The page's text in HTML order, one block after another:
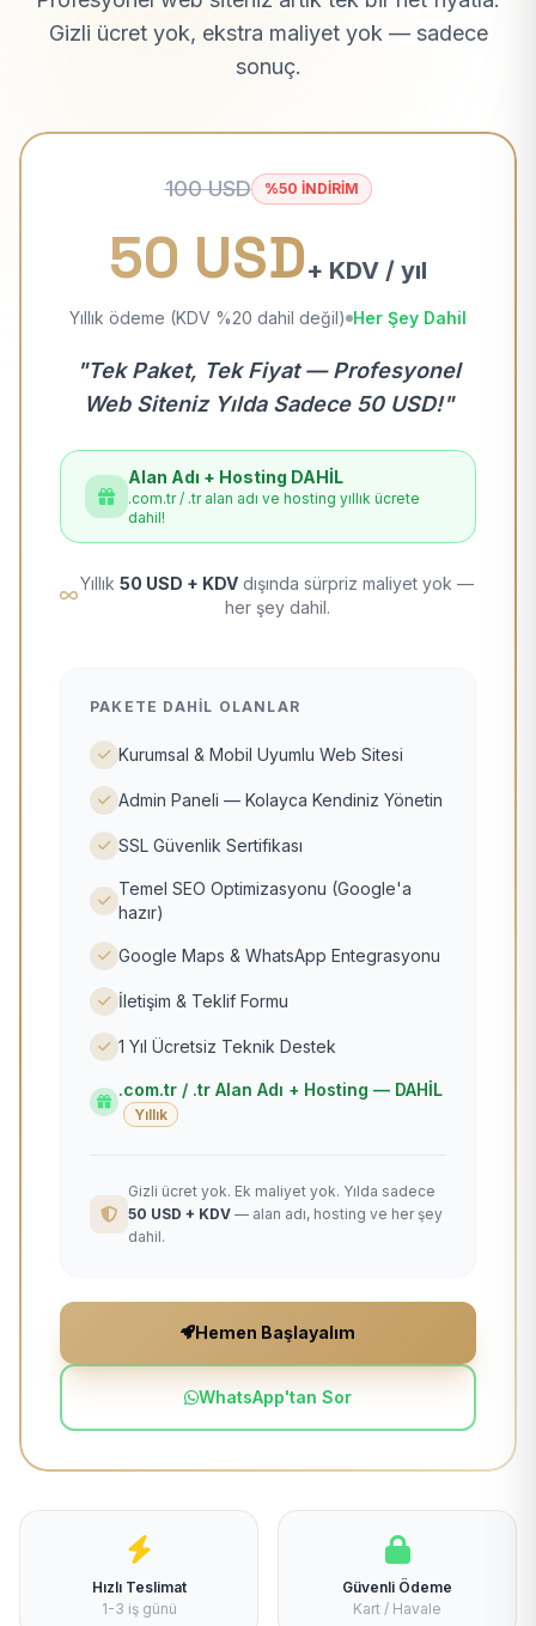
Gizli ücret yok, ekstra maliyet yok — sadece
sonuç.
100 USD %50 İNDİRİM
50 USD+ KDV / yıl
Yıllık ödeme (KDV %20 dahil değil) Her Şey Dahil
"Tek Paket, Tek Fiyat — Profesyonel
Web Siteniz Yılda Sadece 50 USD!"
Alan Adı + Hosting DAHİL
.com.tr / .tr alan adı ve hosting yıllık ücrete
dahil!
Yıllık 50 USD + KDV dışında sürpriz maliyet yok —
her şey dahil.
PAKETE DAHIL OLANLAR
Kurumsal & Mobil Uyumlu Web Sitesi
Admin Paneli — Kolayca Kendiniz Yönetin
SSL Güvenlik Sertifikası
Temel SEO Optimizasyonu (Google'a
hazır)
Google Maps & WhatsApp Entegrasyonu
İletişim & Teklif Formu
1 Yıl Ücretsiz Teknik Destek
.com.tr / .tr Alan Adı + Hosting — DAHİL
Yıllık
Gizli ücret yok. Ek maliyet yok. Yılda sadece
50 USD + KDV — alan adı, hosting ve her şey
dahil.
Hemen Başlayalım
WhatsApp'tan Sor
Hızlı Teslimat
1-3 iş günü
Güvenli Ödeme
Kart / Havale